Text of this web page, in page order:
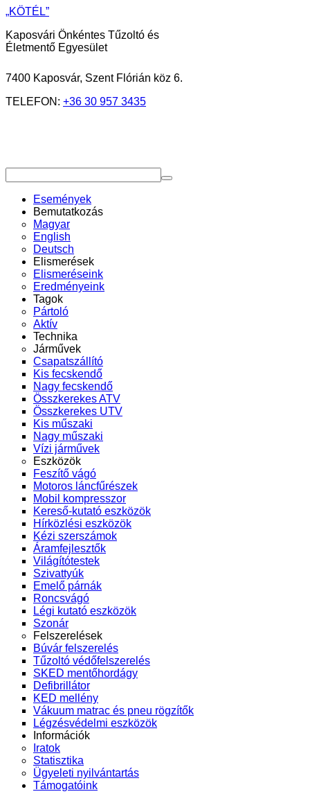
„KÖTÉL”
Kaposvári Önkéntes Tűzoltó és
Életmentő Egyesület
7400 Kaposvár, Szent Flórián köz 6.
TELEFON: +36 30 957 3435
Események
Bemutatkozás
Magyar
English
Deutsch
Elismerések
Elismeréseink
Eredményeink
Tagok
Pártoló
Aktív
Technika
Járművek
Csapatszállító
Kis fecskendő
Nagy fecskendő
Összkerekes ATV
Összkerekes UTV
Kis műszaki
Nagy műszaki
Vízi járművek
Eszközök
Feszítő vágó
Motoros láncfűrészek
Mobil kompresszor
Kereső-kutató eszközök
Hírközlési eszközök
Kézi szerszámok
Áramfejlesztők
Világítótestek
Szivattyúk
Emelő párnák
Roncsvágó
Légi kutató eszközök
Szonár
Felszerelések
Búvár felszerelés
Tűzoltó védőfelszerelés
SKED mentőhordágy
Defibrillátor
KED mellény
Vákuum matrac és pneu rögzítők
Légzésvédelmi eszközök
Információk
Iratok
Statisztika
Ügyeleti nyilvántartás
Támogatóink